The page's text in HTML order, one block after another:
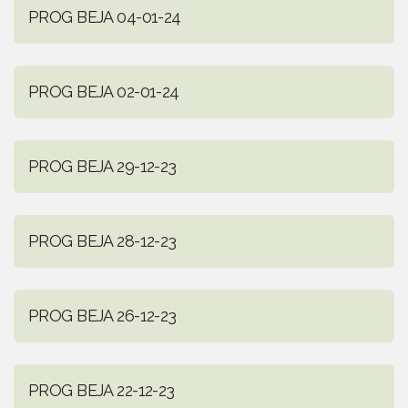
PROG BEJA 04-01-24
PROG BEJA 02-01-24
PROG BEJA 29-12-23
PROG BEJA 28-12-23
PROG BEJA 26-12-23
PROG BEJA 22-12-23